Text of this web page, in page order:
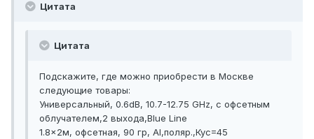
Цитата
Цитата
Подскажите, где можно приобрести в Москве
следующие товары:
Универсальный, 0.6dB, 10.7-12.75 GHz, с офсетным
облучателем,2 выхода,Blue Line
1.8x2м, офсетная, 90 гр, Al,поляр.,Кус=45